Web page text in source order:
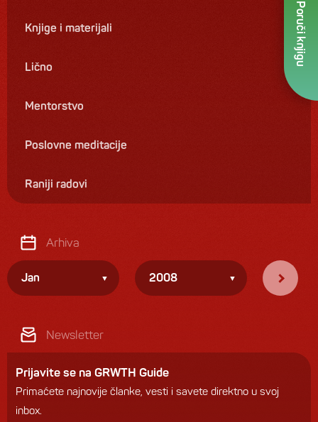
Poruči knjigu
Knjige i materijali
Lično
Mentorstvo
Poslovne meditacije
Raniji radovi
Arhiva
Jan 2008
Newsletter
Prijavite se na GRWTH Guide
Primaćete najnovije članke, vesti i savete direktno u svoj
inbox.